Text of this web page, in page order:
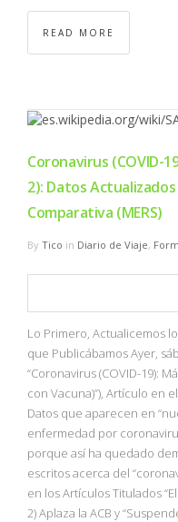
READ MORE
Coronavirus (COVID-
2): Datos
Comparativa (MERS)
By Tico in Diario de Viaje,
Lo Primero, Actualicemos
que Publicábamos Ayer,
“Coronavirus (COVID-19):
con Vacuna)”), Artículo en
Datos que aparecen en
enfermedad por
porque así ha quedado
escritos acerca del
en los Artículos Titulados
2) Aplaza la ACB y